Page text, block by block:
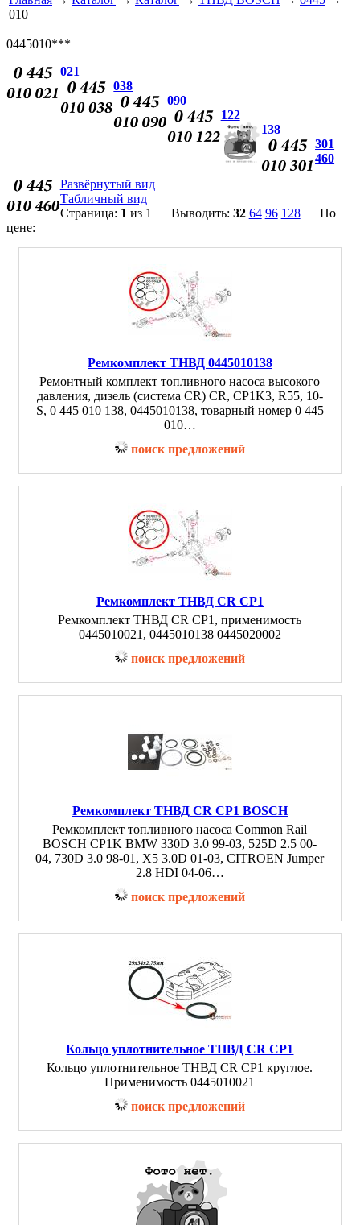
010
0445010***
021
038
090
122
138
301
460
Развёрнутый вид
Табличный вид
Страница: 1 из 1 Выводить: 32 64 96 128
По
цене:
Ремкомплект ТНВД 0445010138
Ремонтный комплект топливного насоса высокого
давления, дизель (система CR) CR, CP1K3, R55, 10-
S, 0 445 010 138, 0445010138, товарный номер 0 445
010…
поиск предложений
Ремкомплект ТНВД CR CP1
Ремкомплект ТНВД CR CP1, применимость
0445010021, 0445010138 0445020002
поиск предложений
Ремкомплект ТНВД CR CP1 BOSCH
Ремкомплект топливного насоса Common Rail
BOSCH CP1K BMW 330D 3.0 99-03, 525D 2.5 00-
04, 730D 3.0 98-01, X5 3.0D 01-03, CITROEN Jumper
2.8 HDI 04-06…
поиск предложений
Кольцо уплотнительное ТНВД CR CP1
Кольцо уплотнительное ТНВД CR CP1 круглое.
Применимость 0445010021
поиск предложений